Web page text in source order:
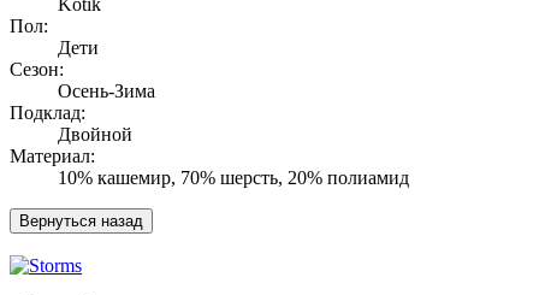
Kotik
Пол:
Дети
Сезон:
Осень-Зима
Подклад:
Двойной
Материал:
10% кашемир, 70% шерсть, 20% полиамид